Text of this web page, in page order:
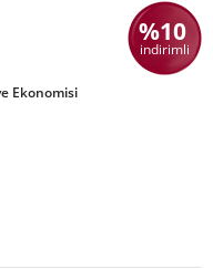
%10
indirimli
Ekonomisi